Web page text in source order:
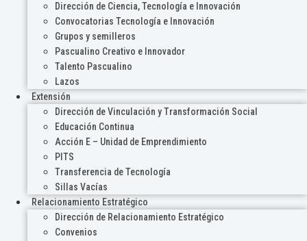
Dirección de Ciencia, Tecnología e Innovación
Convocatorias Tecnología e Innovación
Grupos y semilleros
Pascualino Creativo e Innovador
Talento Pascualino
Lazos
Extensión
Dirección de Vinculación y Transformación Social
Educación Continua
Acción E – Unidad de Emprendimiento
PITS
Transferencia de Tecnología
Sillas Vacías
Relacionamiento Estratégico
Dirección de Relacionamiento Estratégico
Convenios